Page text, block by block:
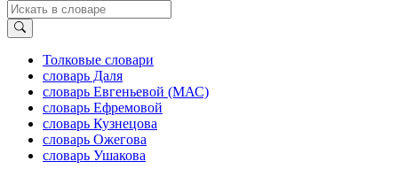
Толковые словари
словарь Даля
словарь Евгеньевой (МАС)
словарь Ефремовой
словарь Кузнецова
словарь Ожегова
словарь Ушакова